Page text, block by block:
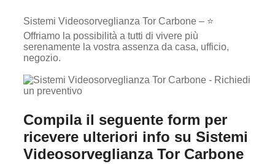
Sistemi Videosorveglianza Tor Carbone – ⭐
Offriamo la possibilità a tutti di vivere più
serenamente la vostra assenza da casa, ufficio,
negozio.
Compila il seguente form per
ricevere ulteriori info su Sistemi
Videosorveglianza Tor Carbone